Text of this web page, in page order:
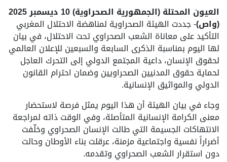
العيون المحتلة (الجمهورية الصحراوية) 10 ديسمبر 2025
(واص)- جددت الهيئة الصحراوية لمناهضة الاحتلال المغربي
التأكيد على معاناة الشعب الصحراوي تحت الاحتلال، في بيان
لها اليوم بمناسبة الذكرى السابعة والسبعين للإعلان العالمي
لحقوق الإنسان، داعية المجتمع الدولي إلى التحرك العاجل
لحماية حقوق المدنيين الصحراويين وضمان احترام القانون
الدولي والمواثيق الإنسانية.
وجاء في بيان الهيئة أن هذا اليوم يمثل فرصة لاستحضار
معنى الكرامة الإنسانية المتأصلة، وفي الوقت ذاته لمراجعة
الانتهاكات الجسيمة التي طالت الإنسان الصحراوي وخلّفت
أضراراً نفسية واجتماعية مزمنة، عرقلت بناء الأوطان وحالت
دون استقرار الشعب الصحراوي وتقدمه.